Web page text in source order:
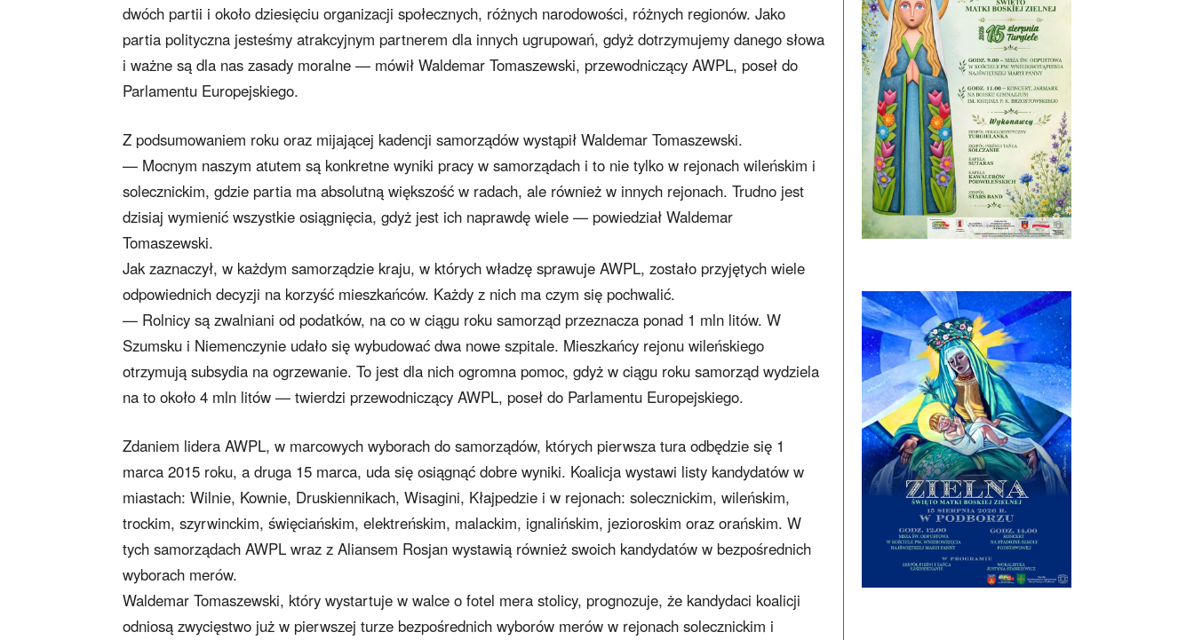
dwóch partii i około dziesięciu organizacji społecznych, różnych narodowości, różnych regionów. Jako
partia polityczna jesteśmy atrakcyjnym partnerem dla innych ugrupowań, gdyż dotrzymujemy danego słowa
i ważne są dla nas zasady moralne — mówił Waldemar Tomaszewski, przewodniczący AWPL, poseł do
Parlamentu Europejskiego.
Z podsumowaniem roku oraz mijającej kadencji samorządów wystąpił Waldemar Tomaszewski.
— Mocnym naszym atutem są konkretne wyniki pracy w samorządach i to nie tylko w rejonach wileńskim i
solecznickim, gdzie partia ma absolutną większość w radach, ale również w innych rejonach. Trudno jest
dzisiaj wymienić wszystkie osiągnięcia, gdyż jest ich naprawdę wiele — powiedział Waldemar
Tomaszewski.
Jak zaznaczył, w każdym samorządzie kraju, w których władzę sprawuje AWPL, zostało przyjętych wiele
odpowiednich decyzji na korzyść mieszkańców. Każdy z nich ma czym się pochwalić.
— Rolnicy są zwalniani od podatków, na co w ciągu roku samorząd przeznacza ponad 1 mln litów. W
Szumsku i Niemenczynie udało się wybudować dwa nowe szpitale. Mieszkańcy rejonu wileńskiego
otrzymują subsydia na ogrzewanie. To jest dla nich ogromna pomoc, gdyż w ciągu roku samorząd wydziela
na to około 4 mln litów — twierdzi przewodniczący AWPL, poseł do Parlamentu Europejskiego.
Zdaniem lidera AWPL, w marcowych wyborach do samorządów, których pierwsza tura odbędzie się 1
marca 2015 roku, a druga 15 marca, uda się osiągnąć dobre wyniki. Koalicja wystawi listy kandydatów w
miastach: Wilnie, Kownie, Druskiennikach, Wisagini, Kłajpedzie i w rejonach: solecznickim, wileńskim,
trockim, szyrwinckim, święciańskim, elektreńskim, malackim, ignalińskim, jezioroskim oraz orańskim. W
tych samorządach AWPL wraz z Aliansem Rosjan wystawią również swoich kandydatów w bezpośrednich
wyborach merów.
Waldemar Tomaszewski, który wystartuje w walce o fotel mera stolicy, prognozuje, że kandydaci koalicji
odniosą zwycięstwo już w pierwszej turze bezpośrednich wyborów merów w rejonach solecznickim i